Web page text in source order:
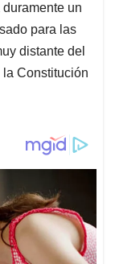
un
para las
distante del
Constitución